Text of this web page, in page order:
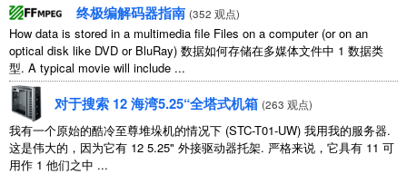
终极编解码器指南 (352 观点)
How data is stored in a multimedia file Files on a computer(or on an
optical disk like DVD or BluRay) 数据如何存储在多媒体文件中 1 数据类
型. A typical movie will include ...
对于搜索 12 海湾5.25“全塔式机箱 (263 观点)
我有一个原始的酷冷至尊堆垛机的情况下 (STC-T01-UW) 我用我的服务器.
这是伟大的，因为它有 12 5.25" 外接驱动器托架. 严格来说，它具有 11 可
用作 1 他们之中 ...